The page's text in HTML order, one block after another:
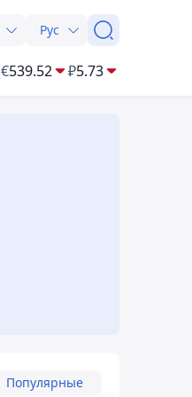
Рус
€539.52 ₽5.73
Популярные